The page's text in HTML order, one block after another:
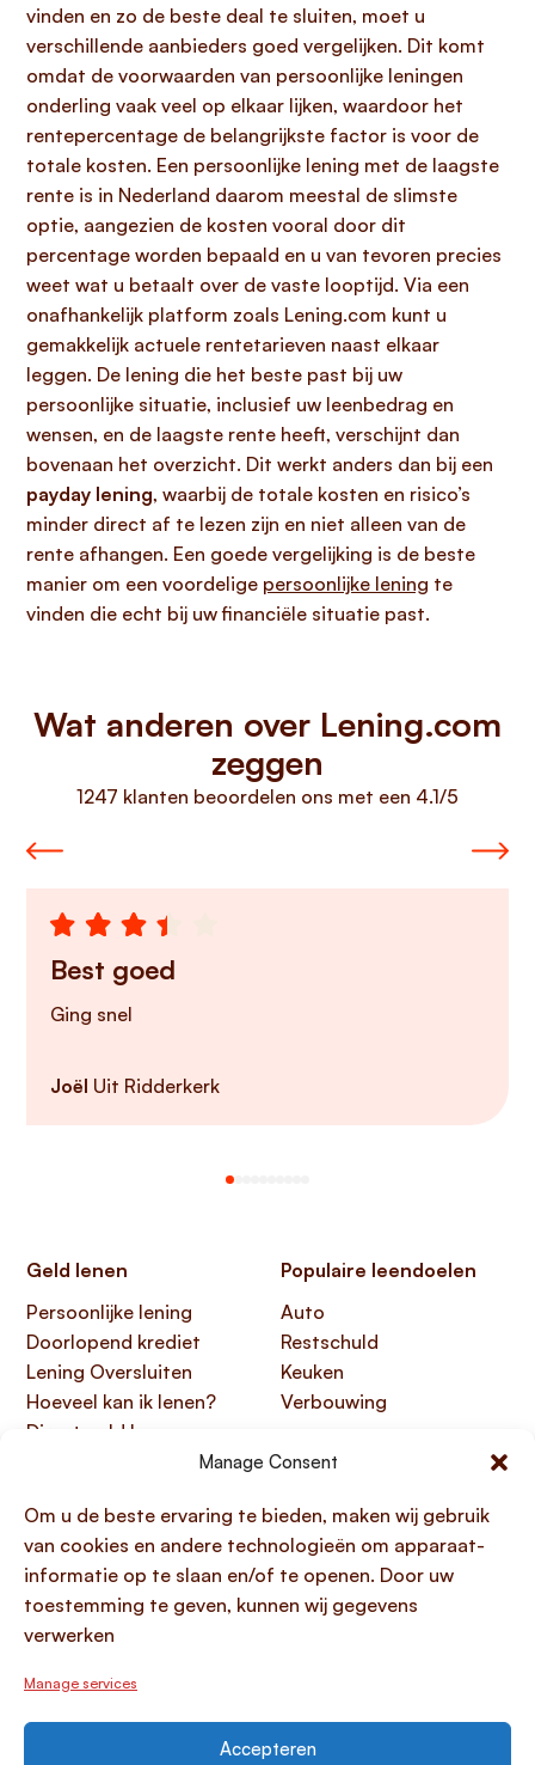
Manage Consent
Om u de beste ervaring te bieden, maken wij gebruik
van cookies en andere technologieën om apparaat-
informatie op te slaan en/of te openen. Door uw
toestemming te geven, kunnen wij gegevens
verwerken
Manage services
Accepteren
vinden en zo de beste deal te sluiten, moet u
verschillende aanbieders goed vergelijken. Dit komt
omdat de voorwaarden van persoonlijke leningen
onderling vaak veel op elkaar lijken, waardoor het
rentepercentage de belangrijkste factor is voor de
totale kosten. Een persoonlijke lening met de laagste
rente is in Nederland daarom meestal de slimste
optie, aangezien de kosten vooral door dit
percentage worden bepaald en u van tevoren precies
weet wat u betaalt over de vaste looptijd. Via een
onafhankelijk platform zoals Lening.com kunt u
gemakkelijk actuele rentetarieven naast elkaar
leggen. De lening die het beste past bij uw
persoonlijke situatie, inclusief uw leenbedrag en
wensen, en de laagste rente heeft, verschijnt dan
bovenaan het overzicht. Dit werkt anders dan bij een
payday lening, waarbij de totale kosten en risico’s
minder direct af te lezen zijn en niet alleen van de
rente afhangen. Een goede vergelijking is de beste
manier om een voordelige persoonlijke lening te
vinden die echt bij uw financiële situatie past.
Wat anderen over Lening.com
zeggen
1247 klanten beoordelen ons met een 4.1/5
Best goed
Ging snel
Joël Uit Ridderkerk
Geld lenen
Persoonlijke lening
Doorlopend krediet
Lening Oversluiten
Hoeveel kan ik lenen?
Direct geld lenen
Populaire leendoelen
Auto
Restschuld
Keuken
Verbouwing
Over ons
Klantenservice
Kennisbank
HTML sitemap
Toegankelijkheidsverklaring
Papendorpseweg 99,
3528 BJ Utrecht
KvK 76100200
AFM 12047091
© 1996 - 2026 Lening.com